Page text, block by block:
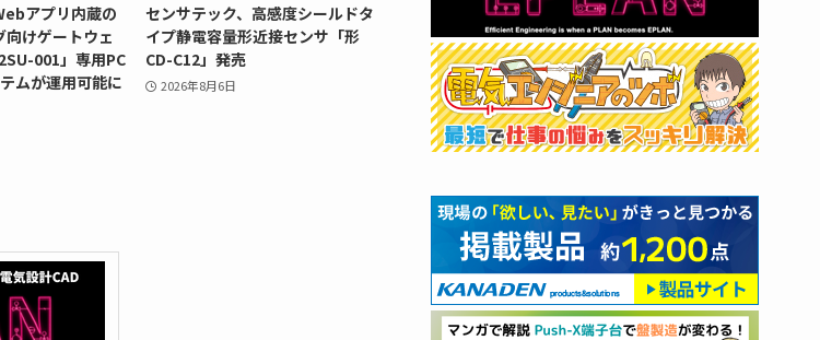
アプリ内蔵の
けゲートウェ
001」専用PC
ムが運用可能に
センサテック、高感度シールドタ
イプ静電容量形近接センサ「形
CD-C12」発売
2026年8月6日